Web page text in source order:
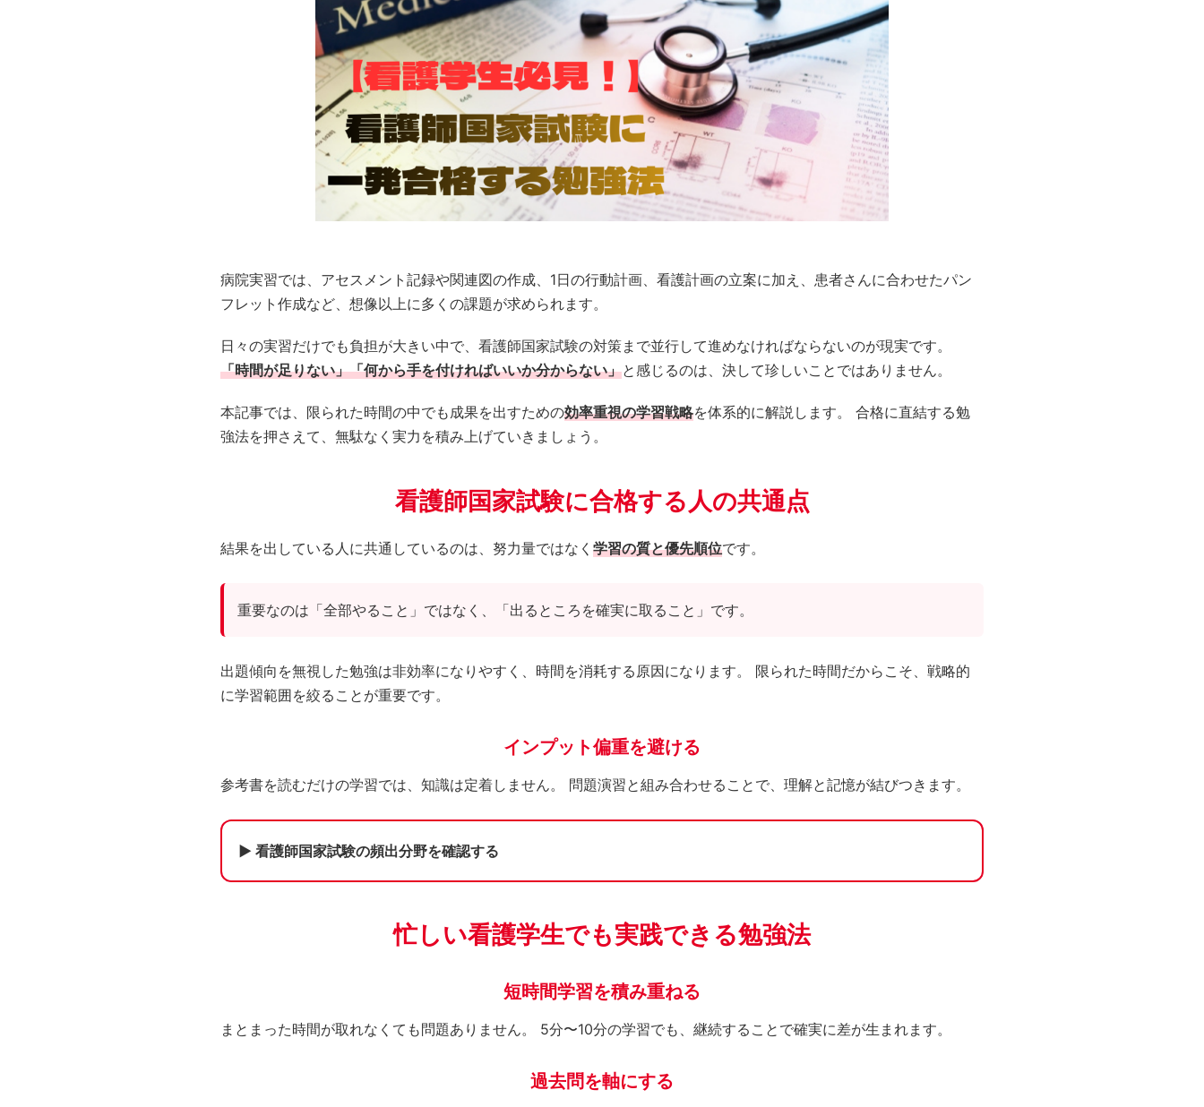
病院実習では、アセスメント記録や関連図の作成、1日の行動計画、看護計画の立案に加え、患者さんに合わせたパン
フレット作成など、想像以上に多くの課題が求められます。
日々の実習だけでも負担が大きい中で、看護師国家試験の対策まで並行して進めなければならないのが現実です。
「時間が足りない」「何から手を付ければいいか分からない」と感じるのは、決して珍しいことではありません。
本記事では、限られた時間の中でも成果を出すための効率重視の学習戦略を体系的に解説します。 合格に直結する勉
強法を押さえて、無駄なく実力を積み上げていきましょう。
看護師国家試験に合格する人の共通点
結果を出している人に共通しているのは、努力量ではなく 学習の質と優先順位です。
重要なのは「全部やること」ではなく、「出るところを確実に取ること」です。
出題傾向を無視した勉強は非効率になりやすく、時間を消耗する原因になります。 限られた時間だからこそ、戦略的
に学習範囲を絞ることが重要です。
インプット偏重を避ける
参考書を読むだけの学習では、知識は定着しません。 問題演習と組み合わせることで、理解と記憶が結びつきます。
▶ 看護師国家試験の頻出分野を確認する
忙しい看護学生でも実践できる勉強法
短時間学習を積み重ねる
まとまった時間が取れなくても問題ありません。 5分〜10分の学習でも、継続することで確実に差が生まれます。
過去問を軸にする